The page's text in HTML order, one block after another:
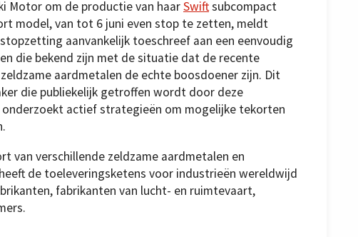
Motor om de productie van haarSwiftsubcompact
model, van tot 6 juni even stop te zetten, meldt
aanvankelijk toeschreef aan een eenvoudig
die bekend zijn met de situatie dat de recente
aardmetalen de echte boosdoener zijn. Dit
die publiekelijk getroffen wordt door deze
onderzoekt actief strategieën om mogelijke tekorten
van verschillende zeldzame aardmetalen en
de toeleveringsketens voor industrieën wereldwijd
fabrikanten van lucht- en ruimtevaart,